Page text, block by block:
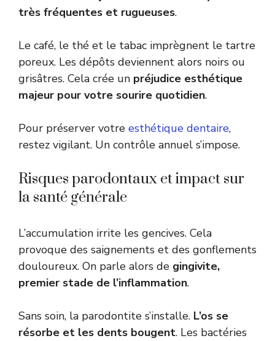
très fréquentes et rugueuses.
Le café, le thé et le tabac imprègnent le tartre
poreux. Les dépôts deviennent alors noirs ou
grisâtres. Cela crée un préjudice esthétique
majeur pour votre sourire quotidien.
Pour préserver votre esthétique dentaire,
restez vigilant. Un contrôle annuel s’impose.
Risques parodontaux et impact sur
la santé générale
L’accumulation irrite les gencives. Cela
provoque des saignements et des gonflements
douloureux. On parle alors de gingivite,
premier stade de l’inflammation.
Sans soin, la parodontite s’installe. L’os se
résorbe et les dents bougent. Les bactéries